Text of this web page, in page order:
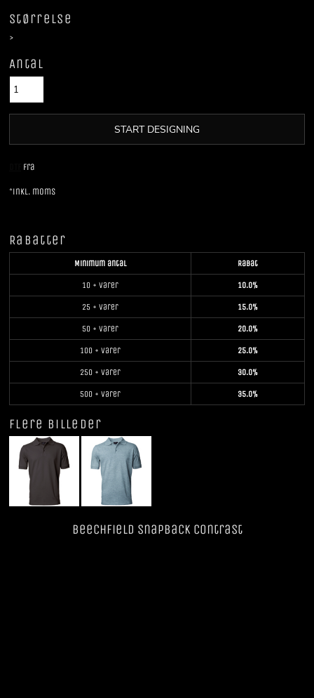
Størrelse
>
Antal
START DESIGNING
Fra
*inkl. moms
Rabatter
Minimum antal Rabat
10 + varer 10.0%
25 + varer 15.0%
50 + varer 20.0%
100 + varer 25.0%
250 + varer 30.0%
500 + varer 35.0%
Flere billeder
Beechfield SnapBack Contrast